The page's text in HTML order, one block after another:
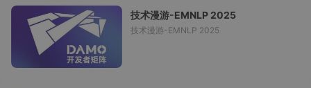
技术漫游-EMNLP 2025
技术漫游-EMNLP 2025